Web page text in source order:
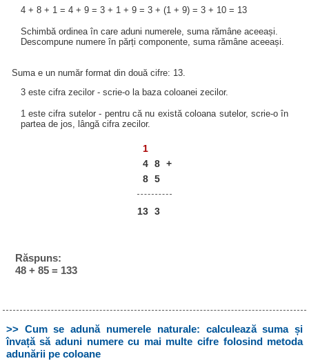
4 + 8 + 1 = 4 + 9 = 3 + 1 + 9 = 3 + (1 + 9) = 3 + 10 = 13
Schimbă ordinea în care aduni numerele, suma rămâne aceeași.
Descompune numere în părți componente, suma rămâne aceeași.
Suma e un număr format din două cifre: 13.
3 este cifra zecilor - scrie-o la baza coloanei zecilor.
1 este cifra sutelor - pentru că nu există coloana sutelor, scrie-o în
partea de jos, lângă cifra zecilor.
1
4 8 +
8 5
13 3
Răspuns:
48 + 85 = 133
>> Cum se adună numerele naturale: calculează suma și
învață să aduni numere cu mai multe cifre folosind metoda
adunării pe coloane